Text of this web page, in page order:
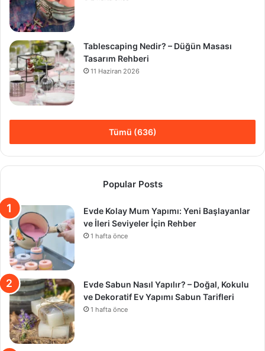
Tablescaping Nedir? – Düğün Masası
Tasarım Rehberi
11 Haziran 2026
Tümü (636)
Popular Posts
Evde Kolay Mum Yapımı: Yeni Başlayanlar
ve İleri Seviyeler İçin Rehber
1 hafta önce
Evde Sabun Nasıl Yapılır? – Doğal, Kokulu
ve Dekoratif Ev Yapımı Sabun Tarifleri
1 hafta önce